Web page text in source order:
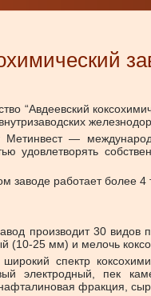
“Авдеевский
—
удовлетворять
заводе работает более 4
производит 30
(10-25 мм) и мелочь
спектр
электродный, пек
фракция,